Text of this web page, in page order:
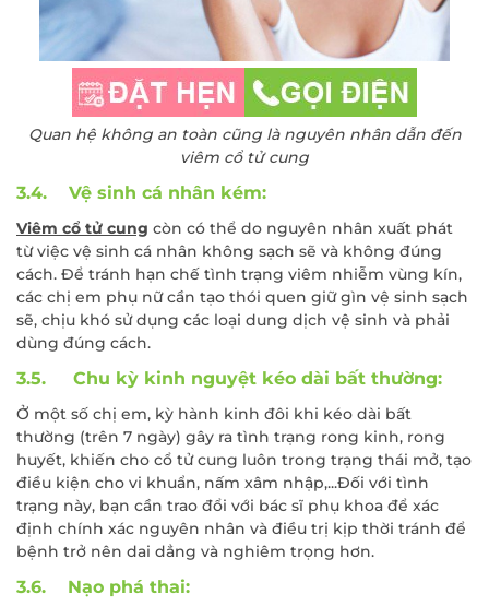
Quan hệ không an toàn cũng là nguyên nhân dẫn đến
viêm cổ tử cung
3.4. Vệ sinh cá nhân kém:
Viêm cổ tử cung còn có thể do nguyên nhân xuất phát
từ việc vệ sinh cá nhân không sạch sẽ và không đúng
cách. Để tránh hạn chế tình trạng viêm nhiễm vùng kín,
các chị em phụ nữ cần tạo thói quen giữ gìn vệ sinh sạch
sẽ, chịu khó sử dụng các loại dung dịch vệ sinh và phải
dùng đúng cách.
3.5. Chu kỳ kinh nguyệt kéo dài bất thường:
Ở một số chị em, kỳ hành kinh đôi khi kéo dài bất
thường (trên 7 ngày) gây ra tình trạng rong kinh, rong
huyết, khiến cho cổ tử cung luôn trong trạng thái mở, tạo
điều kiện cho vi khuẩn, nấm xâm nhập,...Đối với tình
trạng này, bạn cần trao đổi với bác sĩ phụ khoa để xác
định chính xác nguyên nhân và điều trị kịp thời tránh để
bệnh trở nên dai dẳng và nghiêm trọng hơn.
3.6. Nạo phá thai: